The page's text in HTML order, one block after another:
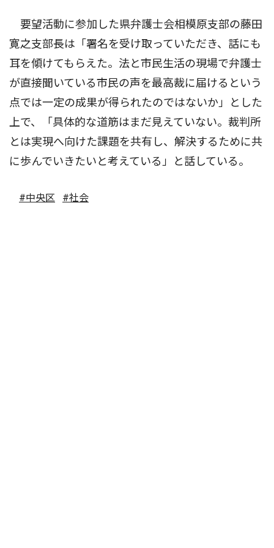
要望活動に参加した県弁護士会相模原支部の藤田
寛之支部長は「署名を受け取っていただき、話にも
耳を傾けてもらえた。法と市民生活の現場で弁護士
が直接聞いている市民の声を最高裁に届けるという
点では一定の成果が得られたのではないか」とした
上で、「具体的な道筋はまだ見えていない。裁判所
とは実現へ向けた課題を共有し、解決するために共
に歩んでいきたいと考えている」と話している。
#中央区 #社会